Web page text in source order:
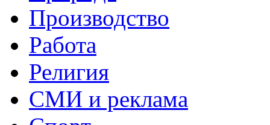
Производство
Работа
Религия
СМИ и реклама